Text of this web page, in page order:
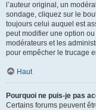
l’auteur original, un
sondage, cliquez sur le
toujours celui auquel est
peut modifier une option
modérateurs et les
pour empêcher le trucage
Haut
Pourquoi ne puis-je pas
Certains forums peuvent